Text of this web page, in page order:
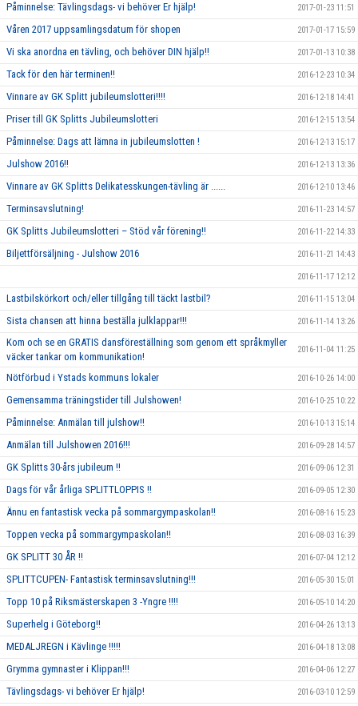
Påminnelse: Tävlingsdags- vi behöver Er hjälp! 2017-01-23 11:51
Våren 2017 uppsamlingsdatum för shopen 2017-01-17 15:59
Vi ska anordna en tävling, och behöver DIN hjälp!! 2017-01-13 10:38
Tack för den här terminen!! 2016-12-23 10:34
Vinnare av GK Splitt jubileumslotteri!!!! 2016-12-18 14:41
Priser till GK Splitts Jubileumslotteri 2016-12-15 13:54
Påminnelse: Dags att lämna in jubileumslotten ! 2016-12-13 15:17
Julshow 2016!! 2016-12-13 13:36
Vinnare av GK Splitts Delikatesskungen-tävling är ...... 2016-12-10 13:46
Terminsavslutning! 2016-11-23 14:57
GK Splitts Jubileumslotteri – Stöd vår förening!! 2016-11-22 14:33
Biljettförsäljning - Julshow 2016 2016-11-21 14:43
2016-11-17 12:12
Lastbilskörkort och/eller tillgång till täckt lastbil? 2016-11-15 13:04
Sista chansen att hinna beställa julklappar!!! 2016-11-14 13:26
Kom och se en GRATIS dansföreställning som genom ett språkmyller
väcker tankar om kommunikation!
2016-11-04 11:25
Nötförbud i Ystads kommuns lokaler 2016-10-26 14:00
Gemensamma träningstider till Julshowen! 2016-10-25 10:22
Påminnelse: Anmälan till julshow!! 2016-10-13 15:14
Anmälan till Julshowen 2016!!! 2016-09-28 14:57
GK Splitts 30-års jubileum !! 2016-09-06 12:31
Dags för vår årliga SPLITTLOPPIS !! 2016-09-05 12:30
Ännu en fantastisk vecka på sommargympaskolan!! 2016-08-16 15:23
Toppen vecka på sommargympaskolan!! 2016-08-03 16:39
GK SPLITT 30 ÅR !! 2016-07-04 12:12
SPLITTCUPEN- Fantastisk terminsavslutning!!! 2016-05-30 15:01
Topp 10 på Riksmästerskapen 3 -Yngre !!!! 2016-05-10 14:20
Superhelg i Göteborg!! 2016-04-26 13:13
MEDALJREGN i Kävlinge !!!!! 2016-04-18 13:08
Grymma gymnaster i Klippan!!! 2016-04-06 12:27
Tävlingsdags- vi behöver Er hjälp! 2016-03-10 12:59